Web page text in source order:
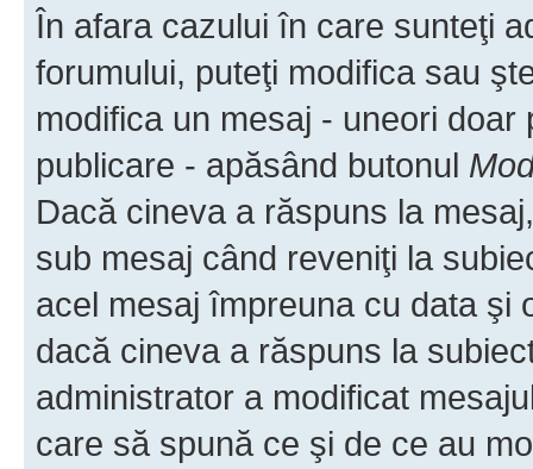
În afara cazului în care sunteţi
forumului, puteţi modifica sau
modifica un mesaj - uneori
publicare - apăsând butonul
Dacă cineva a răspuns la
sub mesaj când reveniţi la
acel mesaj împreuna cu data şi
dacă cineva a răspuns la
administrator a modificat
care să spună ce şi de ce au